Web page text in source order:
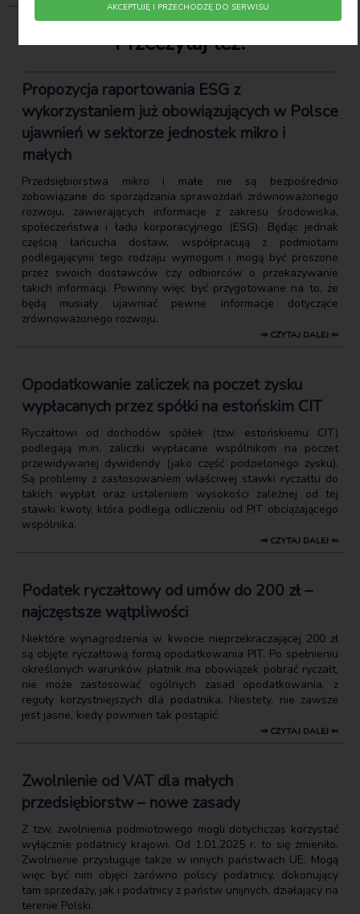
AKCEPTUJĘ I PRZECHODZĘ DO SERWISU
Przeczytaj też:
Propozycja raportowania ESG z
wykorzystaniem już obowiązujących w Polsce
ujawnień w sektorze jednostek mikro i
małych
Przedsiębiorstwa mikro i małe nie są bezpośrednio
zobowiązane do sporządzania sprawozdań zrównoważonego
rozwoju, zawierających informacje z zakresu środowiska,
społeczeństwa i ładu korporacyjnego (ESG). Będąc jednak
częścią łańcucha dostaw, współpracują z podmiotami
podlegającymi tego rodzaju wymogom i mogą być proszone
przez swoich dostawców czy odbiorców o przekazywanie
takich informacji. Powinny więc być przygotowane na to, że
będą musiały ujawniać pewne informacje dotyczące
zrównoważonego rozwoju.
⇒ CZYTAJ DALEJ ⇐
Opodatkowanie zaliczek na poczet zysku
wypłacanych przez spółki na estońskim CIT
Ryczałtowi od dochodów spółek (tzw. estońskiemu CIT)
podlegają m.in. zaliczki wypłacane wspólnikom na poczet
przewidywanej dywidendy (jako część podzielonego zysku).
Są problemy z zastosowaniem właściwej stawki ryczałtu do
takich wypłat oraz ustaleniem wysokości zależnej od tej
stawki kwoty, która podlega odliczeniu od PIT obciążającego
wspólnika.
⇒ CZYTAJ DALEJ ⇐
Podatek ryczałtowy od umów do 200 zł –
najczęstsze wątpliwości
Niektóre wynagrodzenia w kwocie nieprzekraczającej 200 zł
są objęte ryczałtową formą opodatkowania PIT. Po spełnieniu
określonych warunków płatnik ma obowiązek pobrać ryczałt,
nie może zastosować ogólnych zasad opodatkowania, z
reguły korzystniejszych dla podatnika. Niestety, nie zawsze
jest jasne, kiedy powinien tak postąpić.
⇒ CZYTAJ DALEJ ⇐
Zwolnienie od VAT dla małych
przedsiębiorstw – nowe zasady
Z tzw. zwolnienia podmiotowego mogli dotychczas korzystać
wyłącznie podatnicy krajowi. Od 1.01.2025 r. to się zmieniło.
Zwolnienie przysługuje także w innych państwach UE. Mogą
więc być nim objęci zarówno polscy podatnicy, dokonujący
tam sprzedaży, jak i podatnicy z państw unijnych, działający na
terenie Polski.